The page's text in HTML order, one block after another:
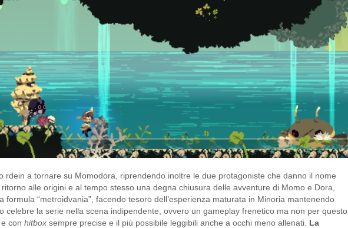
rdein a tornare su Momodora, riprendendo inoltre le due protagoniste che danno il nome
alle origini e al tempo stesso una degna chiusura delle avventure di Momo e Dora,
formula “metroidvania”, facendo tesoro dell’esperienza maturata in Minoria mantenendo
celebre la serie nella scena indipendente, ovvero un gameplay frenetico ma non per questo
con hitbox sempre precise e il più possibile leggibili anche a occhi meno allenati. La